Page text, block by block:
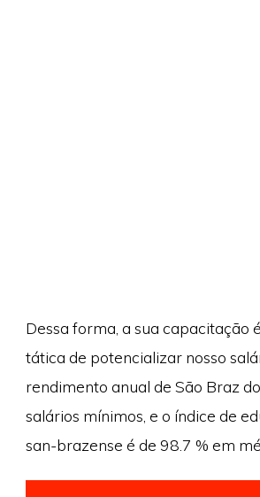
Dessa forma, a sua capacitação
tática de potencializar nosso
rendimento anual de São Braz
salários mínimos, e o índice de
san-brazense é de 98.7 % em